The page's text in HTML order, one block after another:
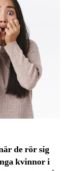
de rör sig
kvinnor i